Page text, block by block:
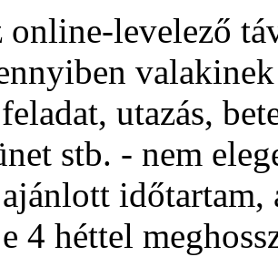
levelező
utazás,
stb. - nem
időtartam,
4 héttel